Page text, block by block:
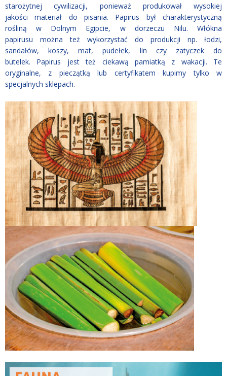
starożytnej cywilizacji, ponieważ produkował wysokiej
jakości materiał do pisania. Papirus był charakterystyczną
rośliną w Dolnym Egipcie, w dorzeczu Nilu. Włókna
papirusu można też wykorzystać do produkcji np. łodzi,
sandałów, koszy, mat, pudełek, lin czy zatyczek do
butelek. Papirus jest też ciekawą pamiatką z wakacji. Te
oryginalne, z pieczątką lub certyfikatem kupimy tylko w
specjalnych sklepach.